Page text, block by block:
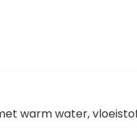
warm water,